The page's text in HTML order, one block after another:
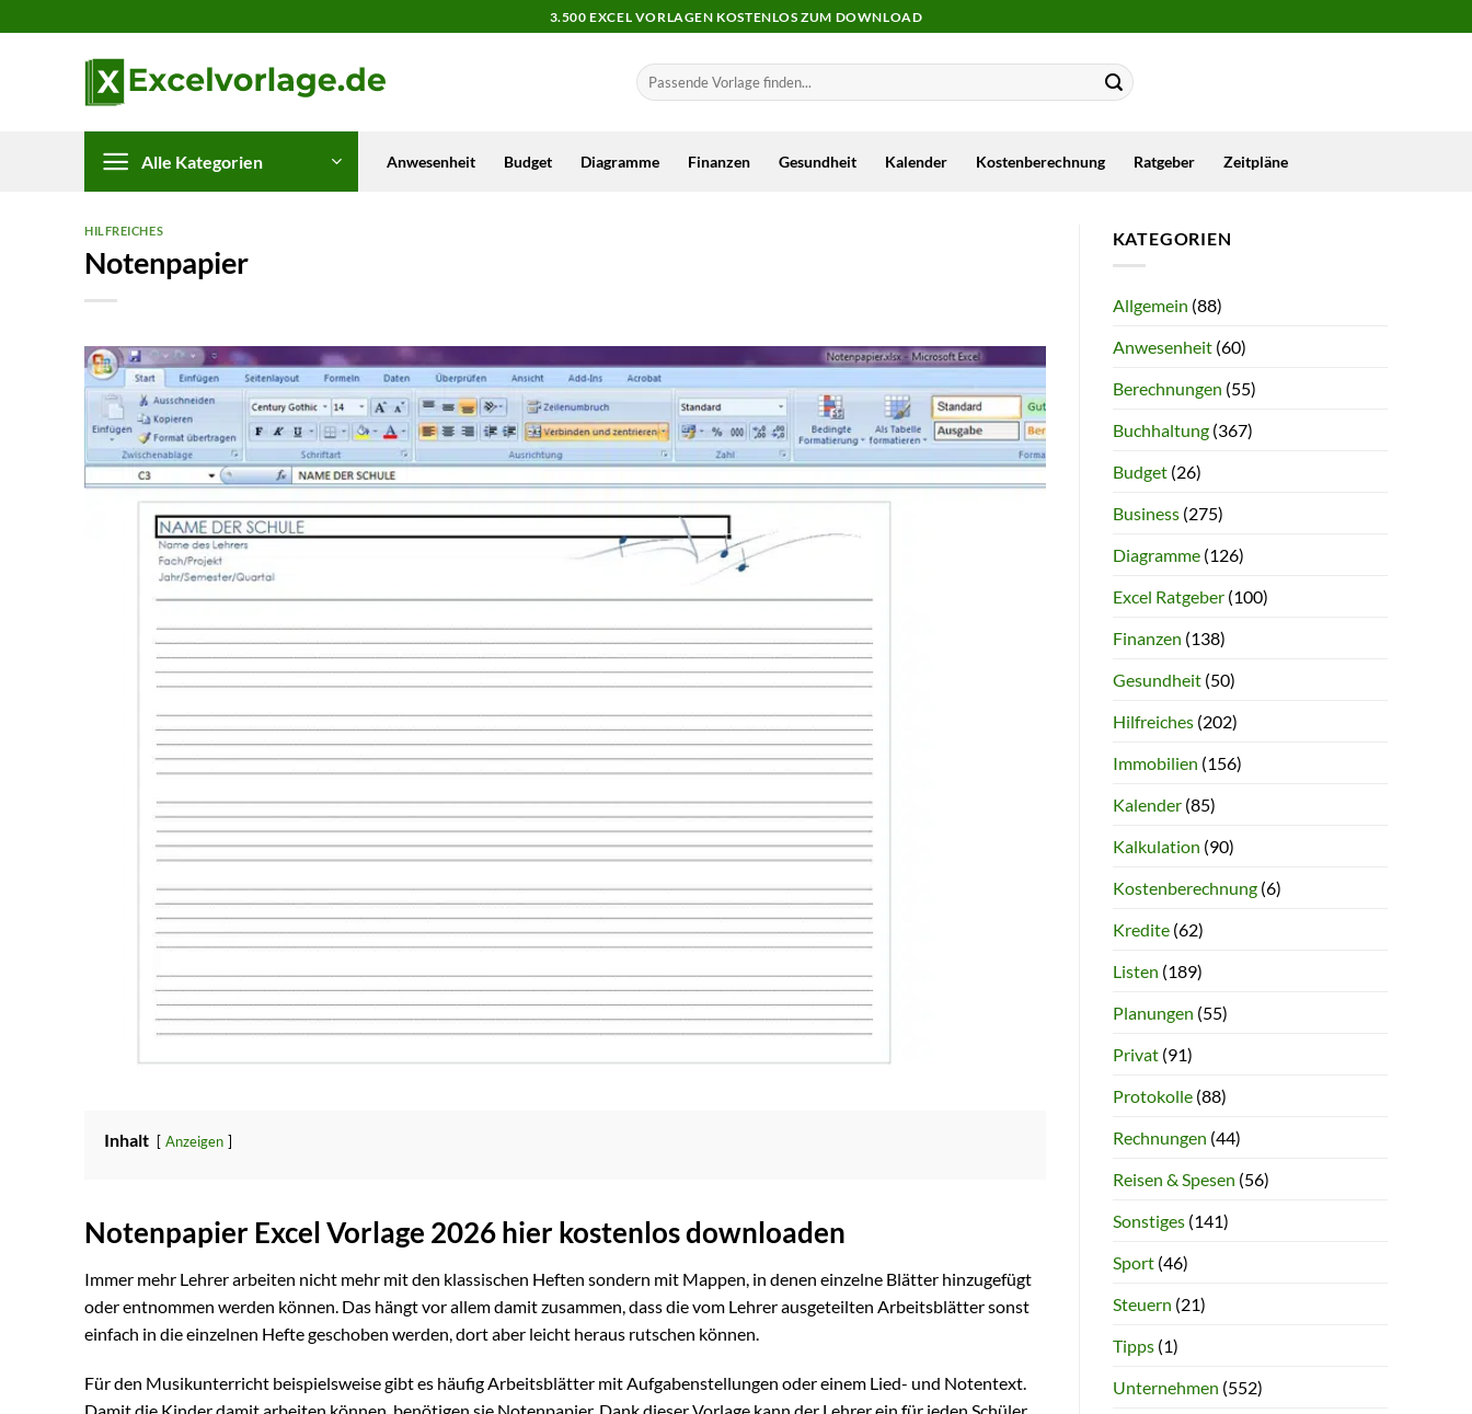
Inhalt
3.500 EXCEL VORLAGEN KOSTENLOS ZUM DOWNLOAD
Alle Kategorien Anwesenheit Budget Diagramme Finanzen Gesundheit Kalender Kostenberechnung Ratgeber Zeitpläne
HILFREICHES
Notenpapier
Inhalt Anzeigen
Notenpapier Excel Vorlage 2026 hier kostenlos downloaden
Immer mehr Lehrer arbeiten nicht mehr mit den klassischen Heften sondern mit Mappen, in denen einzelne Blätter hinzugefügt
oder entnommen werden können. Das hängt vor allem damit zusammen, dass die vom Lehrer ausgeteilten Arbeitsblätter sonst
einfach in die einzelnen Hefte geschoben werden, dort aber leicht heraus rutschen können.
Für den Musikunterricht beispielsweise gibt es häufig Arbeitsblätter mit Aufgabenstellungen oder einem Lied- und Notentext.
KATEGORIEN
Allgemein (88)
Anwesenheit(60)
Berechnungen (55)
Buchhaltung(367)
Budget(26)
Business(275)
Diagramme(126)
Excel Ratgeber(100)
Finanzen (138)
Gesundheit(50)
Hilfreiches(202)
Immobilien (156)
Kalender(85)
Kalkulation (90)
Kostenberechnung(6)
Kredite(62)
Listen (189)
Planungen (55)
Privat(91)
Protokolle(88)
Rechnungen (44)
Reisen & Spesen (56)
Sonstiges(141)
Sport(46)
Steuern (21)
Tipps(1)
Unternehmen (552)